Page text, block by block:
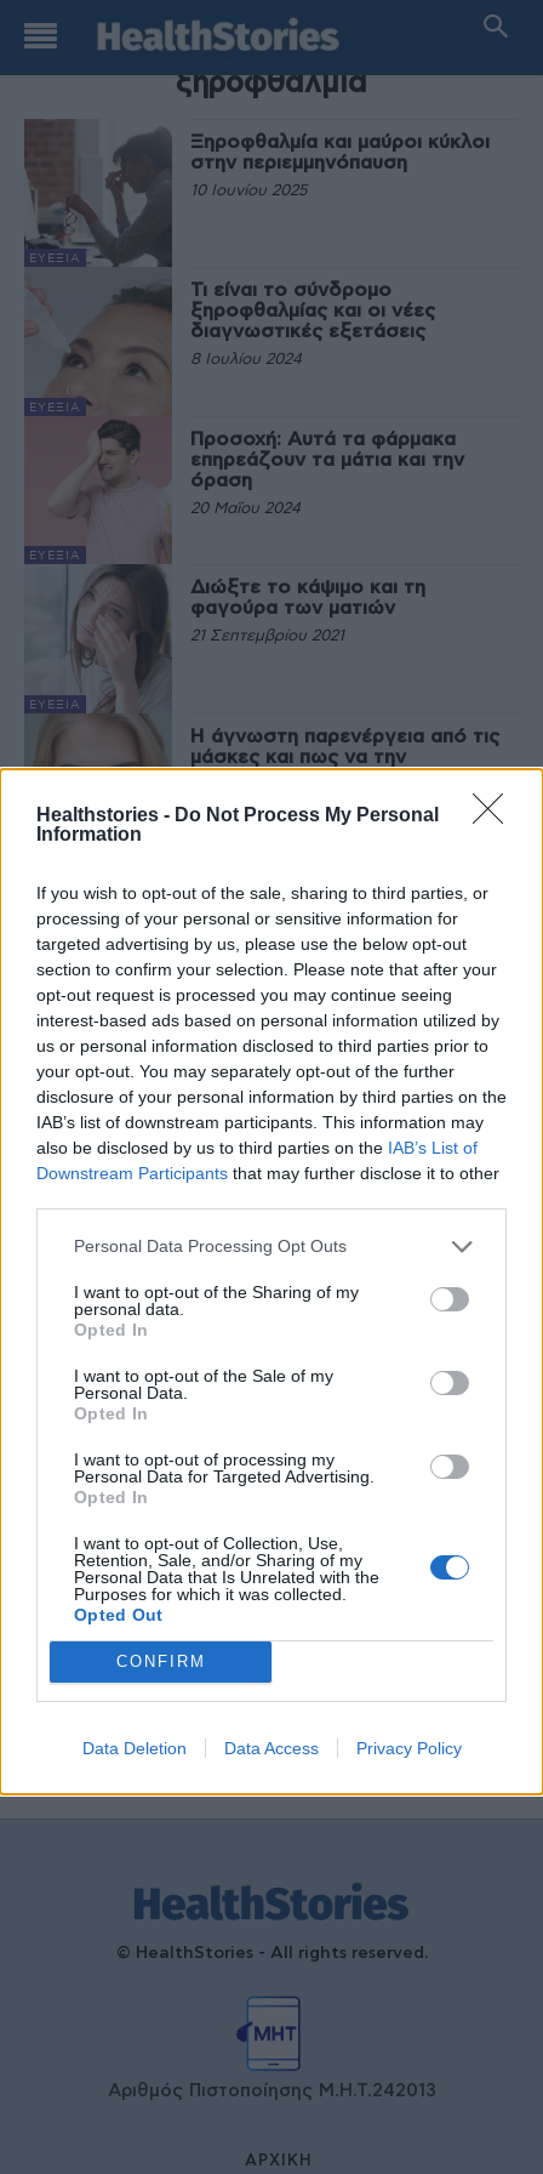
Healthstories - Do Not Process My Personal
Information
If you wish to opt-out of the sale, sharing to third parties, or
processing of your personal or sensitive information for
targeted advertising by us, please use the below opt-out
section to confirm your selection. Please note that after your
opt-out request is processed you may continue seeing
interest-based ads based on personal information utilized by
us or personal information disclosed to third parties prior to
your opt-out. You may separately opt-out of the further
disclosure of your personal information by third parties on the
IAB’s list of downstream participants. This information may
also be disclosed by us to third parties on the IAB’s List of
Downstream Participants that may further disclose it to other
Personal Data Processing Opt Outs
I want to opt-out of the Sharing of my
personal data.
Opted In
I want to opt-out of the Sale of my
Personal Data.
Opted In
I want to opt-out of processing my
Personal Data for Targeted Advertising.
Opted In
I want to opt-out of Collection, Use,
Retention, Sale, and/or Sharing of my
Personal Data that Is Unrelated with the
Purposes for which it was collected.
Opted Out
CONFIRM
Data Deletion Data Access Privacy Policy
TAG
ξηροφθαλμία
ΕΥΕΞΊΑ
Ξηροφθαλμία και μαύροι κύκλοι
στην περιεμμηνόπαυση
10 Ιουνίου 2025
ΕΥΕΞΊΑ
Τι είναι το σύνδρομο
ξηροφθαλμίας και οι νέες
διαγνωστικές εξετάσεις
8 Ιουλίου 2024
ΕΥΕΞΊΑ
Προσοχή: Αυτά τα φάρμακα
επηρεάζουν τα μάτια και την
όραση
20 Μαΐου 2024
ΕΥΕΞΊΑ
Διώξτε το κάψιμο και τη
φαγούρα των ματιών
21 Σεπτεμβρίου 2021
Η άγνωστη παρενέργεια από τις
μάσκες και πως να την
αντιμετωπίσετε αν σας συμβεί
19 Ιουνίου 2021
Τελευταία Νέα
9 πράγματα που δεν πρέπει να
λέτε σε έναν επισκέπτη
27 Φεβρουαρίου 2026
Πάνω από 100 μωρά έχουν
γεννηθεί μέσω εξωσωματικής, με
την υποστήριξη της Be-Live
Μεταπροπονητική πείνα: Ο λόγος
που θέλεις να καταβροχθίσεις τα
πάντα μετά την άσκηση
27 Φεβρουαρίου 2026
Ωρίων – Σπάνια νοσήματα
συνδέονται με μνημεία που
διαμόρφωσαν την ιστορία και το
27 Φεβρουαρίου 2026
Γεωργιάδης: Πολλαπλά οφέλη από
ιδιωτικού τομέα
27 Φεβρουαρίου 2026
© HealthStories - All rights reserved.
Αριθμός Πιστοποίησης Μ.Η.Τ.242013
ΑΡΧΙΚΉ